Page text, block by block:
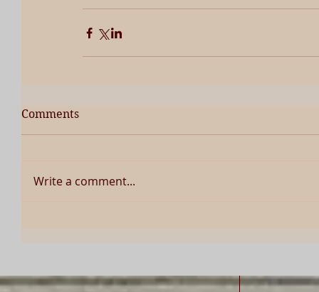
Comments
Write a comment...